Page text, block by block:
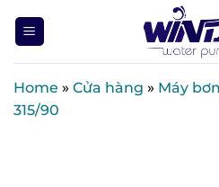
Home » Cửa hàng » Máy
315/90